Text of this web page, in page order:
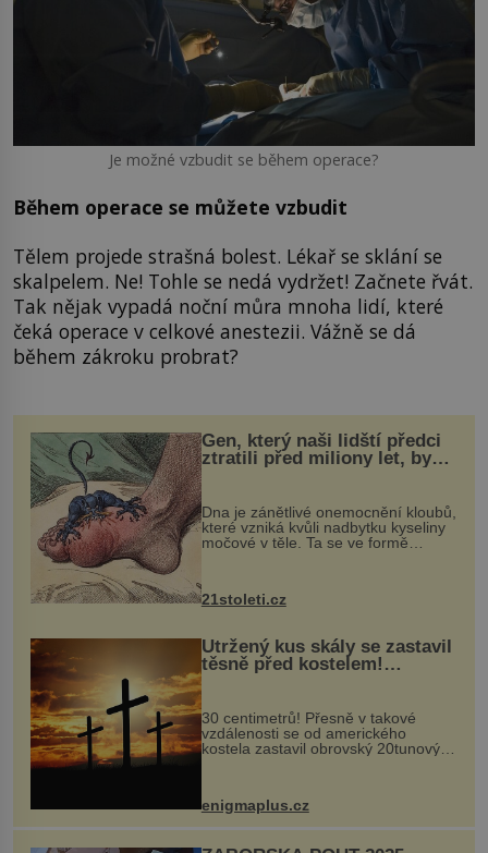
Je možné vzbudit se během operace?
Během operace se můžete vzbudit
Tělem projede strašná bolest. Lékař se sklání se
skalpelem. Ne! Tohle se nedá vydržet! Začnete řvát.
Tak nějak vypadá noční můra mnoha lidí, které
čeká operace v celkové anestezii. Vážně se dá
během zákroku probrat?
Gen, který naši lidští předci
ztratili před miliony let, by
mohl pomoci s léčbou
„nemoci králů“
Dna je zánětlivé onemocnění kloubů,
které vzniká kvůli nadbytku kyseliny
močové v těle. Ta se ve formě
nohou, a způsobuje bole...
21stoleti.cz
Utržený kus skály se zastavil
těsně před kostelem!
Ochránila ho boží síla?
30 centimetrů! Přesně v takové
vzdálenosti se od amerického
kostela zastavil obrovský 20tunový
...
enigmaplus.cz